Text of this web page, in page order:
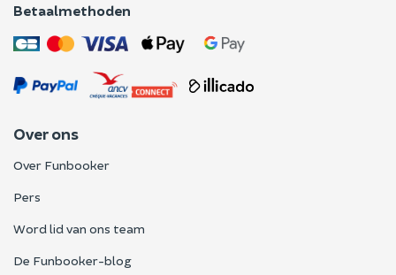
Betaalmethoden
Over ons
Over Funbooker
Pers
Word lid van ons team
De Funbooker-blog